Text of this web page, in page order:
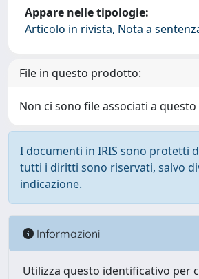
Appare nelle tipologie:
Articolo in rivista, Nota a
File in questo prodotto:
Non ci sono file associati a
I documenti in IRIS sono protetti
tutti i diritti sono riservati, salvo
indicazione.
Informazioni
Utilizza questo identificativo per